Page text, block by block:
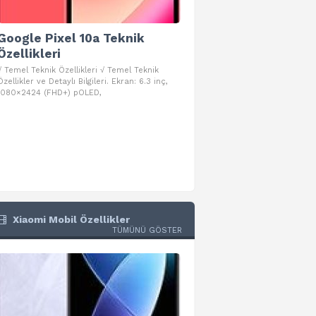
Pixel 10a Teknik
Temel Teknik Özellikleri √ Temel Teknik
ve Detaylı Bilgileri. Ekran: 6.3 inç,
(FHD+) pOLED,
Xiaomi Mobil Özellikler
TÜMÜNÜ GÖSTER